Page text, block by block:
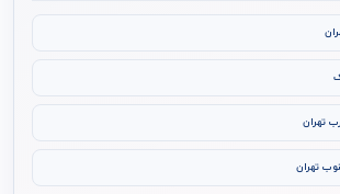
تهران
تهران